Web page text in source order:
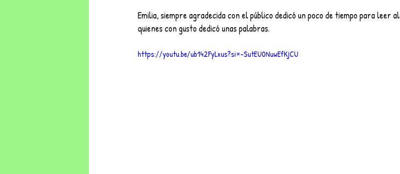
Emilia, siempre agradecida con el público dedicó un poco de tiempo para leer
quienes con gusto dedicó unas palabras.
https://youtu.be/ub142FyLxus?si=-SutEU0NuwEfKjCU